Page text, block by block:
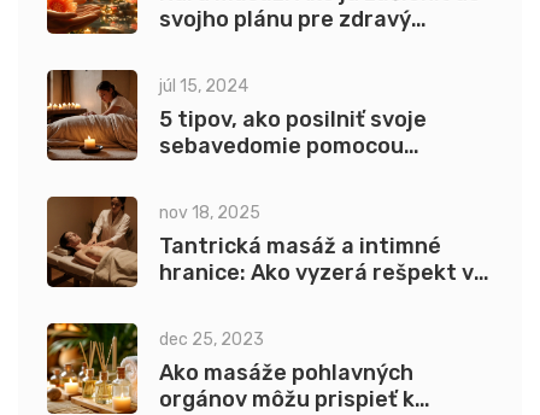
svojho plánu pre zdravý
júl 15, 2024
5 tipov, ako posilniť svoje
sebavedomie pomocou
nov 18, 2025
Tantrická masáž a intimné
hranice: Ako vyzerá rešpekt v
dec 25, 2023
Ako masáže pohlavných
orgánov môžu prispieť k